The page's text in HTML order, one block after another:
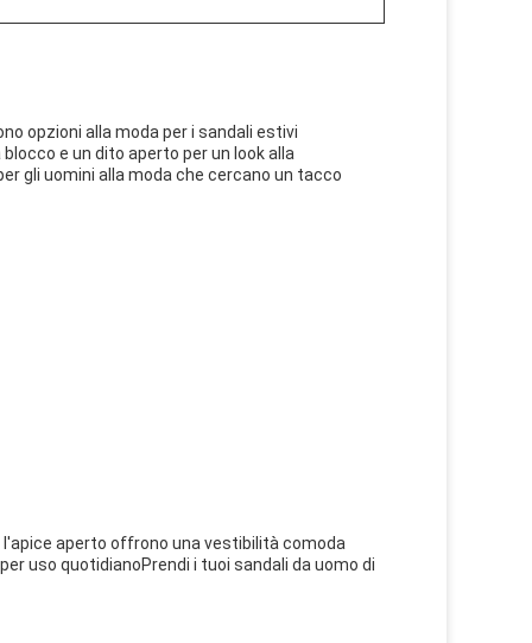
opzioni alla moda per i sandali estivi
e un dito aperto per un look alla
gli uomini alla moda che cercano un tacco
aperto offrono una vestibilità comoda
uso quotidianoPrendi i tuoi sandali da uomo di